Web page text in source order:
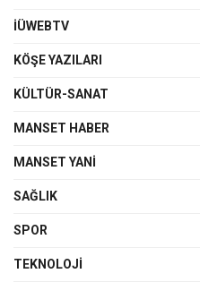
İÜWEBTV
KÖŞE YAZILARI
KÜLTÜR-SANAT
MANSET HABER
MANSET YANI
SAĞLIK
SPOR
TEKNOLOJI